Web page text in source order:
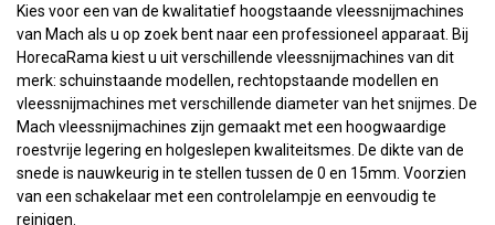
Kies voor een van de kwalitatief hoogstaande vleessnijmachines
van Mach als u op zoek bent naar een professioneel apparaat. Bij
HorecaRama kiest u uit verschillende vleessnijmachines van dit
merk: schuinstaande modellen, rechtopstaande modellen en
vleessnijmachines met verschillende diameter van het snijmes. De
Mach vleessnijmachines zijn gemaakt met een hoogwaardige
roestvrije legering en holgeslepen kwaliteitsmes. De dikte van de
snede is nauwkeurig in te stellen tussen de 0 en 15mm. Voorzien
van een schakelaar met een controlelampje en eenvoudig te
reinigen.